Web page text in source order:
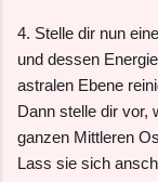
4. Stelle dir nun
und dessen
astralen Ebene
Dann stelle dir vor,
ganzen Mittleren
Lass sie sich